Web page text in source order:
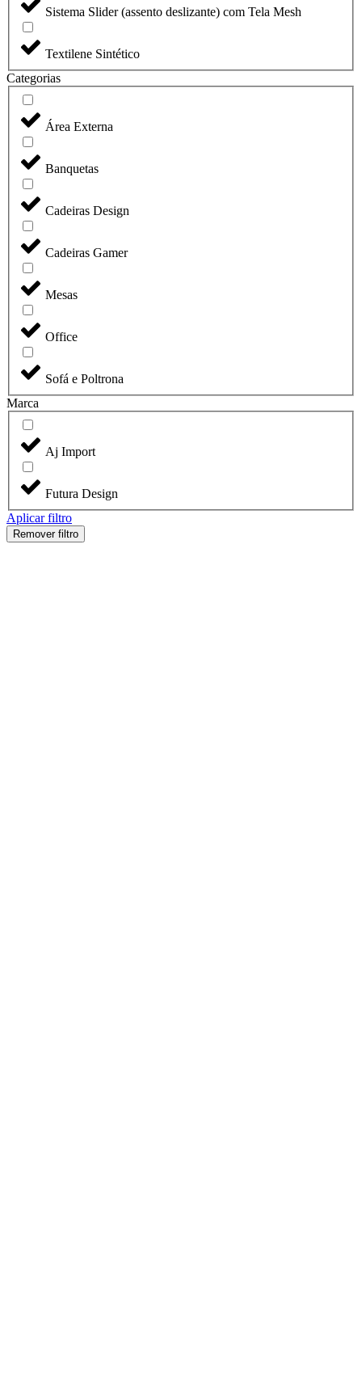
Sistema Slider (assento deslizante) com Tela Mesh
Textilene Sintético
Categorias
Área Externa
Banquetas
Cadeiras Design
Cadeiras Gamer
Mesas
Office
Sofá e Poltrona
Marca
Aj Import
Futura Design
Aplicar filtro
Remover filtro